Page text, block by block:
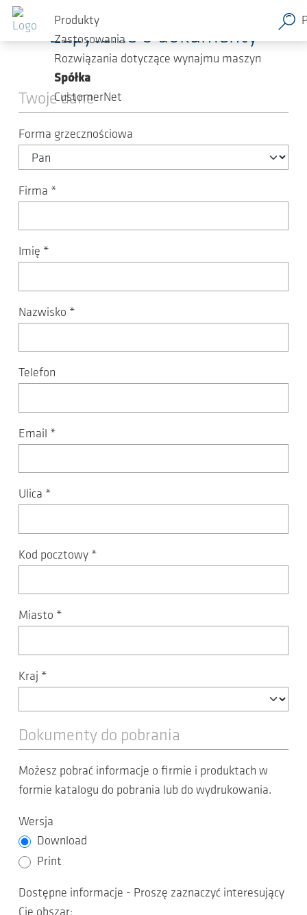
Przejdź do głównej zawartości
Produkty
Zastosowania
Rozwiązania dotyczące wynajmu maszyn
Spółka
CustomerNet
Zapytanie o dokumenty
Twoje dane
Forma grzecznościowa
Firma *
Imię *
Nazwisko *
Telefon
Email *
Ulica *
Kod pocztowy *
Miasto *
Kraj *
Dokumenty do pobrania
Możesz pobrać informacje o firmie i produktach w
formie katalogu do pobrania lub do wydrukowania.
Wersja
Download
Print
Dostępne informacje - Proszę zaznaczyć interesujący